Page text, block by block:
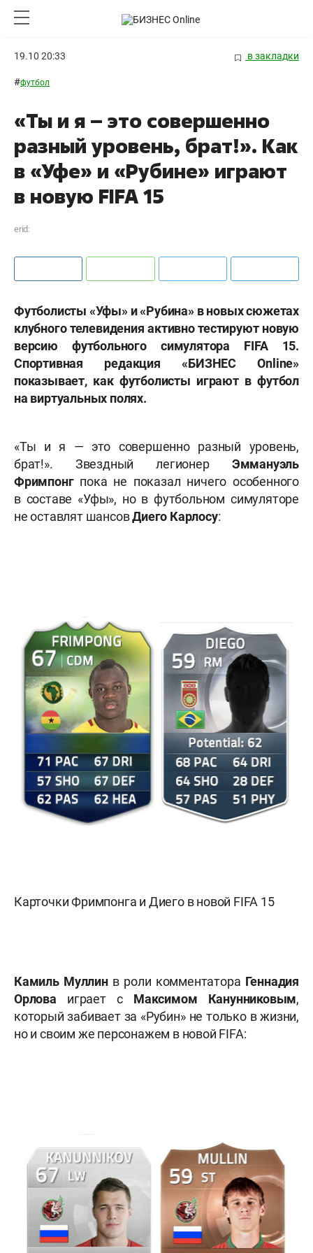
19.10 20:33 в закладки
#футбол
«Ты и я – это совершенно
разный уровень, брат!». Как
в «Уфе» и «Рубине» играют
в новую FIFA 15
erid:
Футболисты «Уфы» и «Рубина» в новых сюжетах
клубного телевидения активно тестируют новую
версию футбольного симулятора FIFA 15.
Спортивная редакция «БИЗНЕСOnline»
показывает, как футболисты играют в футбол
на виртуальных полях.
«Ты и я — это совершенно разный уровень,
брат!». Звездный легионер Эммануэль
Фримпонгпока не показал ничего особенного
в составе «Уфы», но в футбольном симуляторе
не оставлят шансовДиего Карлосу:
Карточки Фримпонга и Диего в новой FIFA 15
Камиль Муллин в роли комментатора Геннадия
Орлова играет с Максимом Канунниковым,
который забивает за «Рубин» не только в жизни,
но и своим же персонажем в новой FIFA: